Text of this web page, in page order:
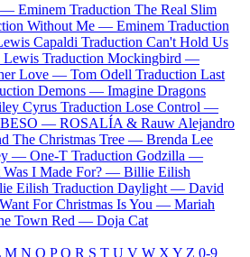
— Eminem Traduction The Real Slim
Without Me — Eminem Traduction
Capaldi Traduction Can't Hold Us
Lewis Traduction Mockingbird —
Love — Tom Odell Traduction Last
Demons — Imagine Dragons
Cyrus Traduction Lose Control —
BESO — ROSALÍA & Rauw Alejandro
The Christmas Tree — Brenda Lee
— One-T Traduction Godzilla —
Was I Made For? — Billie Eilish
Eilish Traduction Daylight — David
For Christmas Is You — Mariah
Town Red — Doja Cat
M N O P Q R S T U V W X Y Z 0-9